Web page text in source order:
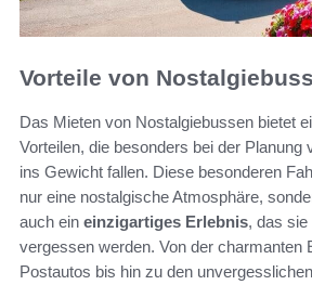
Vorteile von
Das Mieten von Nostalgiebussen bietet
Vorteilen, die besonders bei der Planung
ins Gewicht fallen. Diese besonderen
nur eine nostalgische Atmosphäre,
auch ein einzigartiges Erlebnis, das
vergessen werden. Von der charmanten
Postautos bis hin zu den